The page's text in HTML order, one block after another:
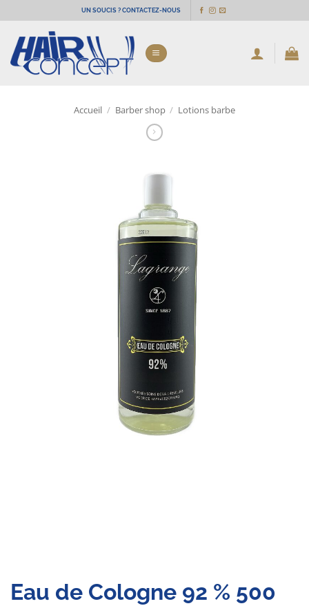
au
contenu
UN SOUCIS ? CONTACTEZ-NOUS
Accueil / Barber shop / Lotions barbe
Eau de Cologne 92 % 500